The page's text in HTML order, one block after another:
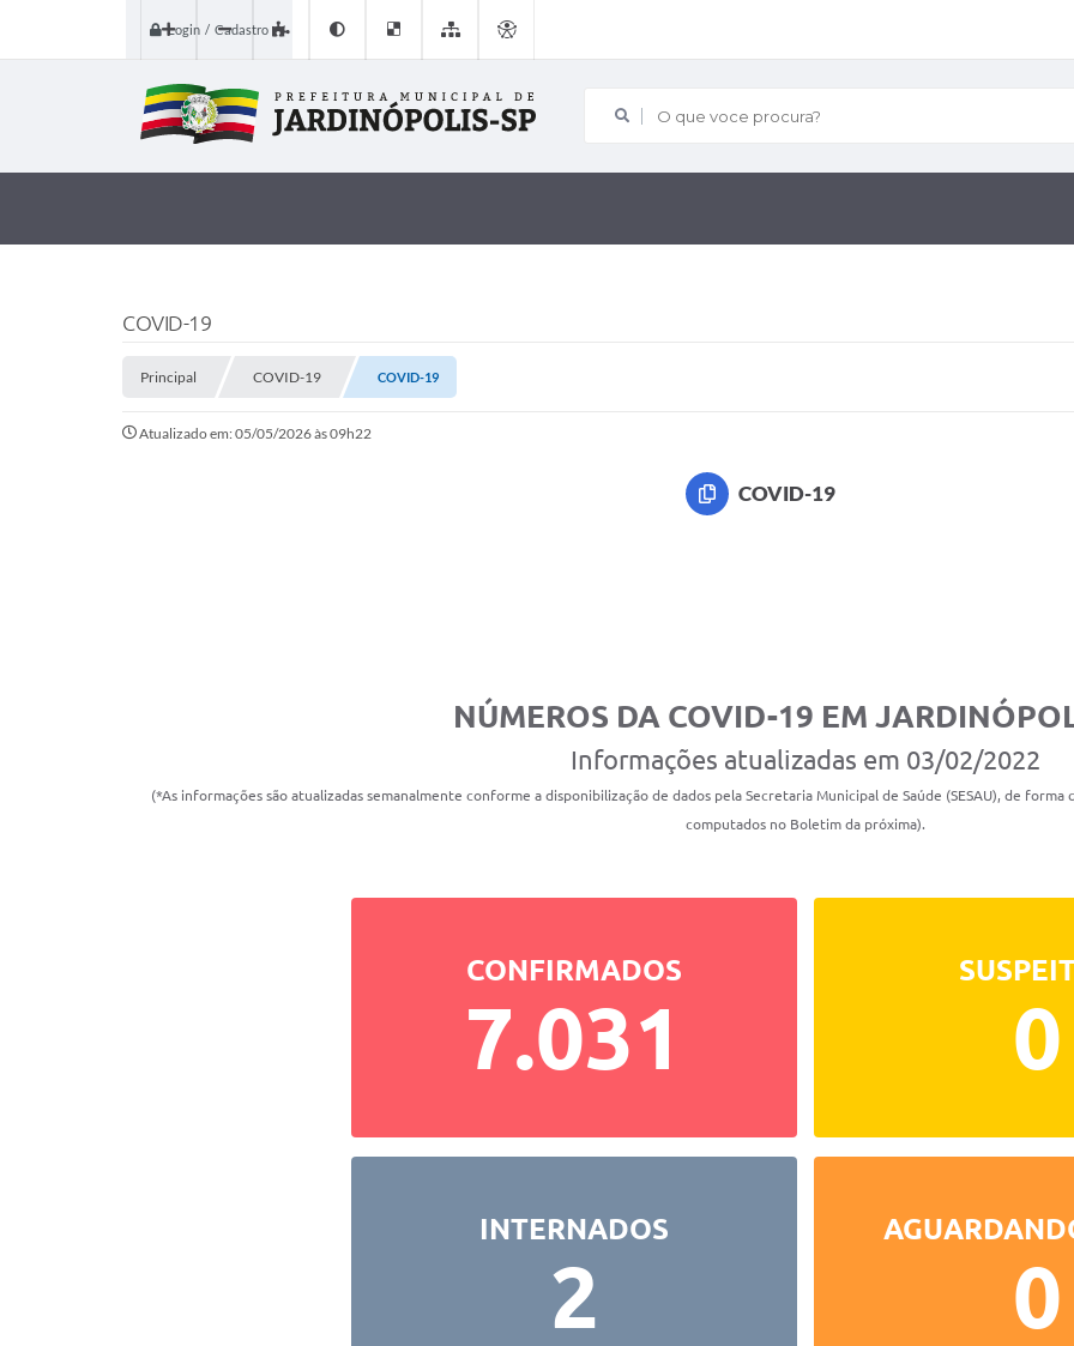
Login / Cadastro
O que voce procura?
COVID-19
Principal COVID-19 COVID-19
Atualizado em: 05/05/2026 às 09h22
COVID-19
NÚMEROS DA COVID-19 EM
Informações atualizadas em 03/02/2022
(*As informações são atualizadas semanalmente conforme a disponibilização de dados pela Secretaria Municipal de Saúde (SESAU), de
computados no Boletim da próxima).
CONFIRMADOS
7.031 0
INTERNADOS
2 0